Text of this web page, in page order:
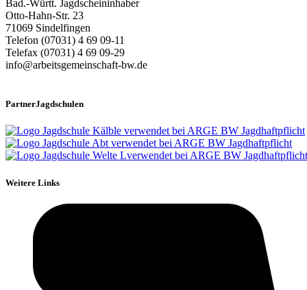
Bad.-Württ. Jagdscheininhaber
Otto-Hahn-Str. 23
71069 Sindelfingen
Telefon (07031) 4 69 09-11
Telefax (07031) 4 69 09-29
info@arbeitsgemeinschaft-bw.de
PartnerJagdschulen
Weitere Links